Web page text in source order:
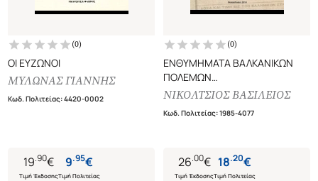
(0)
ΟΙ ΕΥΖΩΝΟΙ
ΜΥΛΩΝΑΣ ΓΙΑΝΝΗΣ
Κωδ. Πολιτείας:4420-0002
19.90€
Τιμή Έκδοσης
9.95€
Τιμή Πολιτείας
(0)
ΕΝΘΥΜΗΜΑΤΑ ΒΑΛΚΑΝΙΚΩΝ
ΠΟΛΕΜΩΝ
ΣΤΟΛΕΣ, ΜΕΤΑΛΛΙΑ ΚΑΙ
ΑΝΤΙΜΑΧΟΜΕΝΩΝ ΣΤΡΑΤΩΝ
ΝΙΚΟΛΤΣΙΟΣ ΒΑΣΙΛΕΙΟΣ
Κωδ. Πολιτείας:1985-4077
26.00€
Τιμή Έκδοσης
18.20€
Τιμή Πολιτείας